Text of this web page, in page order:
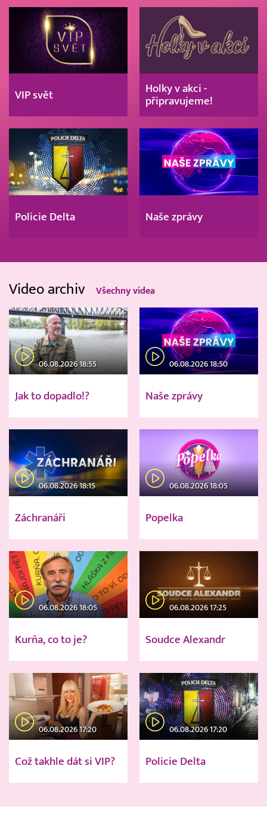
VIP svět
Holky v akci -
připravujeme!
Policie Delta Naše zprávy
Video archiv Všechny videa
06.08.2026 18:55
Jak to dopadlo!?
06.08.2026 18:50
Naše zprávy
06.08.2026 18:15
Záchranáři
06.08.2026 18:05
Popelka
06.08.2026 18:05
Kurňa, co to je?
06.08.2026 17:25
Soudce Alexandr
06.08.2026 17:20
Což takhle dát si VIP?
06.08.2026 17:20
Policie Delta